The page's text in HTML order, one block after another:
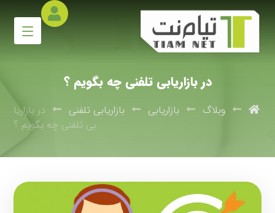
در بازاریابی تلفنی چه بگویم ؟
وبلاگ بازاریابی بازاریابی تلفنی
در بازاریا
بی تلفنی چه بگویم ؟